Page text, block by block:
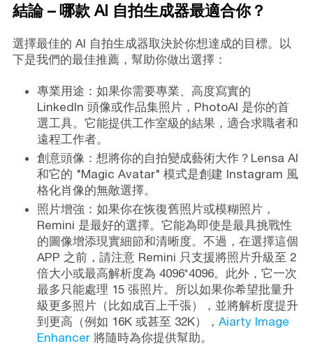
結論 – 哪款 AI 自拍生成器最適合你？
選擇最佳的 AI 自拍生成器取決於你想達成的目標。以
下是我們的最佳推薦，幫助你做出選擇：
專業用途：如果你需要專業、高度寫實的
LinkedIn 頭像或作品集照片，PhotoAI 是你的首
選工具。它能提供工作室級的結果，適合求職者和
遠程工作者。
創意頭像：想將你的自拍變成藝術大作？Lensa AI
和它的 "Magic Avatar" 模式是創建 Instagram 風
格化肖像的無敵選擇。
照片增強：如果你在恢復舊照片或模糊照片，
Remini 是最好的選擇。它能為即使是最具挑戰性
的圖像增添現實細節和清晰度。不過，在選擇這個
APP 之前，請注意 Remini 只支援將照片升級至 2
倍大小或最高解析度為 4096*4096。此外，它一次
最多只能處理 15 張照片。所以如果你希望批量升
級更多照片（比如成百上千張），並將解析度提升
到更高（例如 16K 或甚至 32K）， Aiarty Image
Enhancer將隨時為你提供幫助。